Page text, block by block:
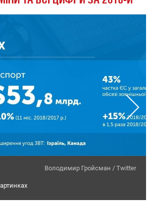
Володимир Гройсман / Twitter